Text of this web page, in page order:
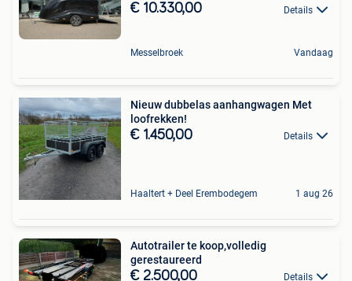
€ 10.330,00 Details
Messelbroek Vandaag
Nieuw dubbelas aanhangwagen Met
loofrekken!
€ 1.450,00 Details
Haaltert + Deel Erembodegem 1 aug 26
Autotrailer te koop,volledig
gerestaureerd
€ 2.500,00 Details